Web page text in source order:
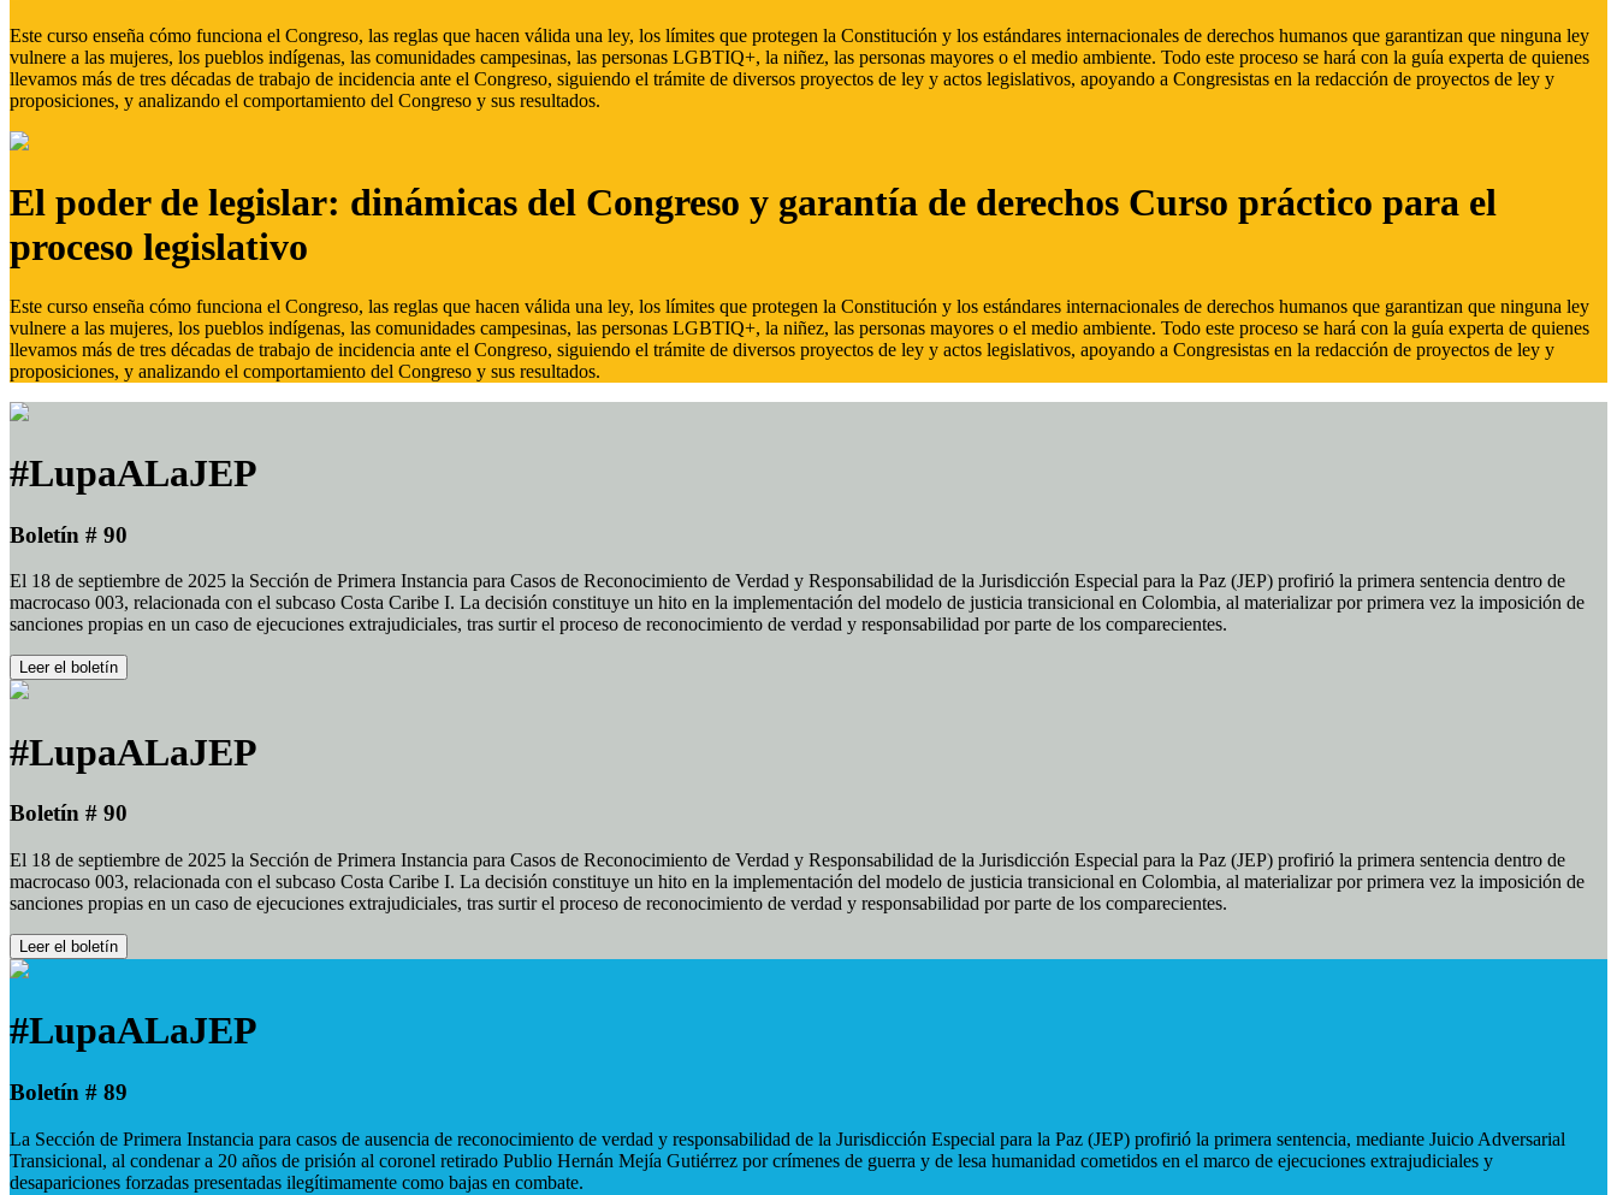
Este curso enseña cómo funciona el Congreso, las reglas que hacen válida una ley, los límites que protegen la Constitución y los estándares internacionales de derechos humanos que garantizan que ninguna ley
vulnere a las mujeres, los pueblos indígenas, las comunidades campesinas, las personas LGBTIQ+, la niñez, las personas mayores o el medio ambiente. Todo este proceso se hará con la guía experta de quienes
llevamos más de tres décadas de trabajo de incidencia ante el Congreso, siguiendo el trámite de diversos proyectos de ley y actos legislativos, apoyando a Congresistas en la redacción de proyectos de ley y
proposiciones, y analizando el comportamiento del Congreso y sus resultados.
El poder de legislar: dinámicas del Congreso y garantía de derechos Curso práctico para el
proceso legislativo
Este curso enseña cómo funciona el Congreso, las reglas que hacen válida una ley, los límites que protegen la Constitución y los estándares internacionales de derechos humanos que garantizan que ninguna ley
vulnere a las mujeres, los pueblos indígenas, las comunidades campesinas, las personas LGBTIQ+, la niñez, las personas mayores o el medio ambiente. Todo este proceso se hará con la guía experta de quienes
llevamos más de tres décadas de trabajo de incidencia ante el Congreso, siguiendo el trámite de diversos proyectos de ley y actos legislativos, apoyando a Congresistas en la redacción de proyectos de ley y
proposiciones, y analizando el comportamiento del Congreso y sus resultados.
#LupaALaJEP
Boletín # 90
El 18 de septiembre de 2025 la Sección de Primera Instancia para Casos de Reconocimiento de Verdad y Responsabilidad de la Jurisdicción Especial para la Paz (JEP) profirió la primera sentencia dentro de
macrocaso 003, relacionada con el subcaso Costa Caribe I. La decisión constituye un hito en la implementación del modelo de justicia transicional en Colombia, al materializar por primera vez la imposición de
sanciones propias en un caso de ejecuciones extrajudiciales, tras surtir el proceso de reconocimiento de verdad y responsabilidad por parte de los comparecientes.
Leer el boletín
#LupaALaJEP
Boletín # 90
El 18 de septiembre de 2025 la Sección de Primera Instancia para Casos de Reconocimiento de Verdad y Responsabilidad de la Jurisdicción Especial para la Paz (JEP) profirió la primera sentencia dentro de
macrocaso 003, relacionada con el subcaso Costa Caribe I. La decisión constituye un hito en la implementación del modelo de justicia transicional en Colombia, al materializar por primera vez la imposición de
sanciones propias en un caso de ejecuciones extrajudiciales, tras surtir el proceso de reconocimiento de verdad y responsabilidad por parte de los comparecientes.
Leer el boletín
#LupaALaJEP
Boletín # 89
La Sección de Primera Instancia para casos de ausencia de reconocimiento de verdad y responsabilidad de la Jurisdicción Especial para la Paz (JEP) profirió la primera sentencia, mediante Juicio Adversarial
Transicional, al condenar a 20 años de prisión al coronel retirado Publio Hernán Mejía Gutiérrez por crímenes de guerra y de lesa humanidad cometidos en el marco de ejecuciones extrajudiciales y
desapariciones forzadas presentadas ilegítimamente como bajas en combate.